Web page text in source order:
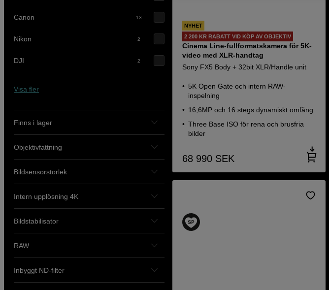
Canon 13
Nikon 2
DJI 2
Visa fler
Finns i lager
Objektivfattning
Bildsensorstorlek
Intern upplösning 4K
Bildstabilisator
RAW
Inbyggt ND-filter
NYHET
2 200 KR RABATT VID KÖP AV OBJEKTIV
Cinema Line-fullformatskamera för 5K-
video med XLR-handtag
Sony FX5 Body + 32bit XLR/Handle unit
5K Open Gate och intern RAW-
inspelning
16,6MP och 16 stegs dynamiskt omfång
Three Base ISO för rena och brusfria
bilder
68 990 SEK